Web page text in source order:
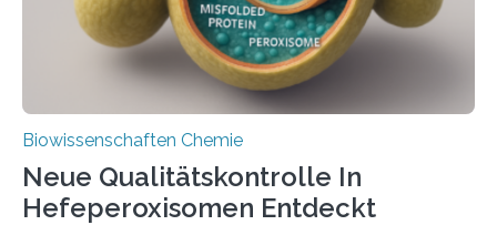
Biowissenschaften Chemie
Neue Qualitätskontrolle In
Hefeperoxisomen Entdeckt